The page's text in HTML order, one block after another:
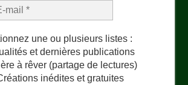
une ou plusieurs listes :
et dernières publications
à rêver (partage de lectures)
inédites et gratuites